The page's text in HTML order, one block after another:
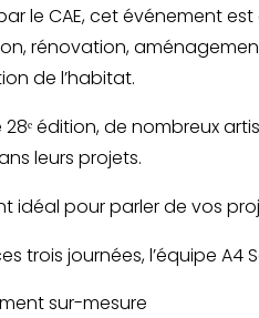
le CAE, cet événement
rénovation,
de l’habitat.
28ᵉ édition, de nombreux
leurs projets.
idéal pour parler de vos
trois journées, l’équipe
sur-mesure